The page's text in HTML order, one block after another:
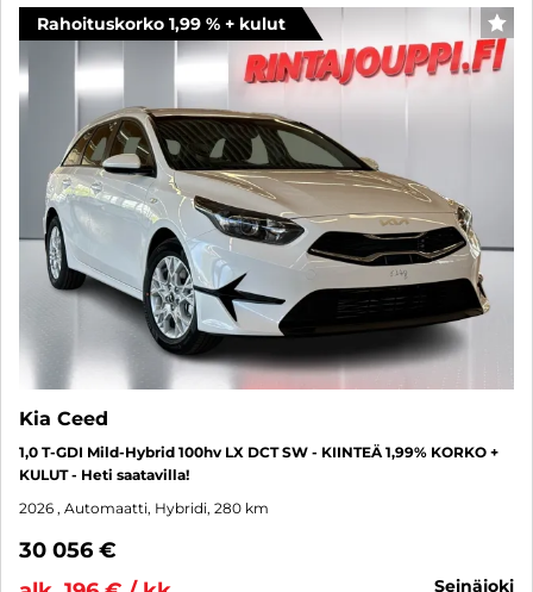
Rahoituskorko 1,99 % + kulut
Kia Ceed
1,0 T-GDI Mild-Hybrid 100hv LX DCT SW - KIINTEÄ 1,99% KORKO +
KULUT - Heti saatavilla!
2026 , Automaatti, Hybridi, 280 km
30 056 €
seinäjoki